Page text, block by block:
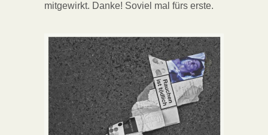
mitgewirkt. Danke! Soviel mal fürs erste.